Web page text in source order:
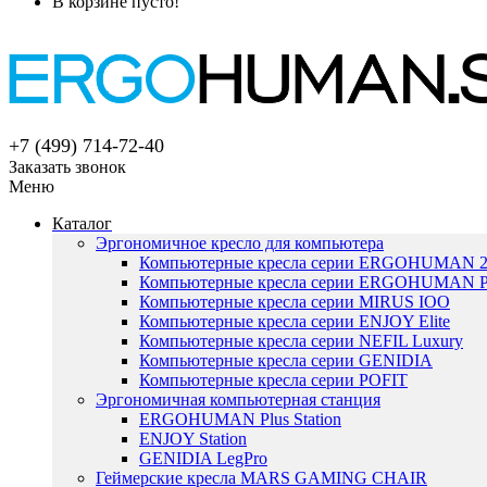
+7 (499) 714-72-40
Заказать звонок
Меню
Каталог
Эргономичное кресло для компьютера
Компьютерные кресла серии ERGOHUMAN 2
Компьютерные кресла серии ERGOHUMAN
Компьютерные кресла серии MIRUS IOO
Компьютерные кресла серии ENJOY Elite
Компьютерные кресла серии NEFIL Luxury
Компьютерные кресла серии GENIDIA
Компьютерные кресла серии POFIT
Эргономичная компьютерная станция
ERGOHUMAN Plus Station
ENJOY Station
GENIDIA LegPro
Геймерские кресла MARS GAMING CHAIR